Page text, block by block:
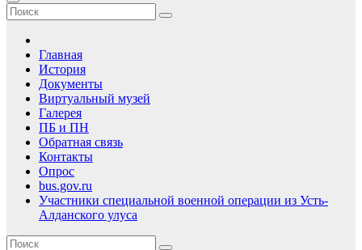
Главная
История
Документы
Виртуальный музей
Галерея
ПБ и ПН
Обратная связь
Контакты
Опрос
bus.gov.ru
Участники специальной военной операции из Усть-
Алданского улуса